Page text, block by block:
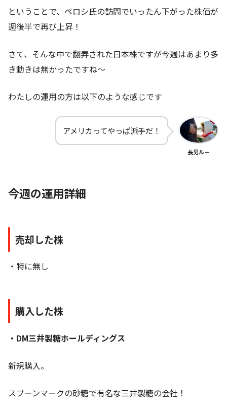
ということで、ペロシ氏の訪問でいったん下がった株価が
週後半で再び上昇！
さて、そんな中で翻弄された日本株ですが今週はあまり多
き動きは無かったですね～
わたしの運用の方は以下のような感じです
アメリカってやっぱ派手だ！
長男ルー
今週の運用詳細
売却した株
・特に無し
購入した株
・DM三井製糖ホールディングス
新規購入。
スプーンマークの砂糖で有名な三井製糖の会社！